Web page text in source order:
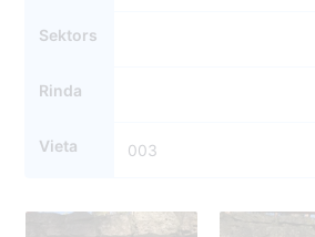
Sektors
Rinda
Vieta 003